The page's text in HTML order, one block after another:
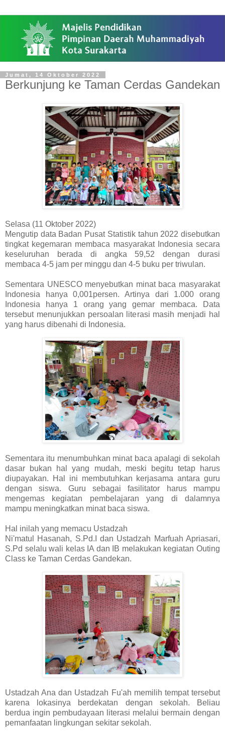
Jumat, 14 Oktober 2022
Berkunjung ke Taman Cerdas Gandekan
Selasa (11 Oktober 2022)
Mengutip data Badan Pusat Statistik tahun 2022 disebutkan
tingkat kegemaran membaca masyarakat Indonesia secara
keseluruhan berada di angka 59,52 dengan durasi
membaca 4-5 jam per minggu dan 4-5 buku per triwulan.
Sementara UNESCO menyebutkan minat baca masyarakat
Indonesia hanya 0,001persen. Artinya dari 1.000 orang
Indonesia hanya 1 orang yang gemar membaca. Data
tersebut menunjukkan persoalan literasi masih menjadi hal
yang harus dibenahi di Indonesia.
Sementara itu menumbuhkan minat baca apalagi di sekolah
dasar bukan hal yang mudah, meski begitu tetap harus
diupayakan. Hal ini membutuhkan kerjasama antara guru
dengan siswa. Guru sebagai fasilitator harus mampu
mengemas kegiatan pembelajaran yang di dalamnya
mampu meningkatkan minat baca siswa.
Hal inilah yang memacu Ustadzah
Ni'matul Hasanah, S.Pd.I dan Ustadzah Marfuah Apriasari,
S.Pd selalu wali kelas IA dan IB melakukan kegiatan Outing
Class ke Taman Cerdas Gandekan.
Ustadzah Ana dan Ustadzah Fu'ah memilih tempat tersebut
karena lokasinya berdekatan dengan sekolah. Beliau
berdua ingin pembudayaan literasi melalui bermain dengan
pemanfaatan lingkungan sekitar sekolah.